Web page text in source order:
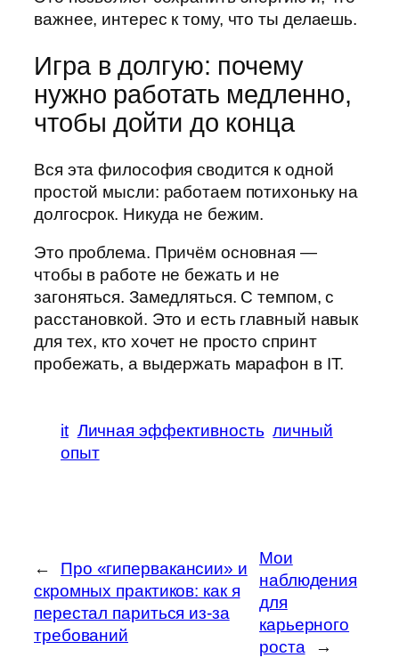
важнее, интерес к тому, что ты делаешь.
Игра в долгую: почему
нужно работать медленно,
чтобы дойти до конца
Вся эта философия сводится к одной
простой мысли: работаем потихоньку на
долгосрок. Никуда не бежим.
Это проблема. Причём основная —
чтобы в работе не бежать и не
загоняться. Замедляться. С темпом, с
расстановкой. Это и есть главный навык
для тех, кто хочет не просто спринт
пробежать, а выдержать марафон в IT.
it Личная эффективность личный
опыт
←
Про «гипервакансии» и
скромных практиков: как я
перестал париться из-за
требований
Мои
наблюдения
для
карьерного
роста
→